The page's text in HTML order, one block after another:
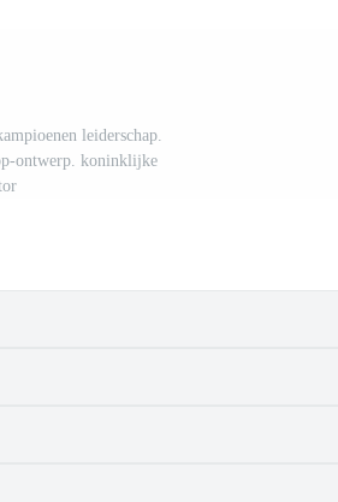
leiderschap.
ontwerp. koninklijke